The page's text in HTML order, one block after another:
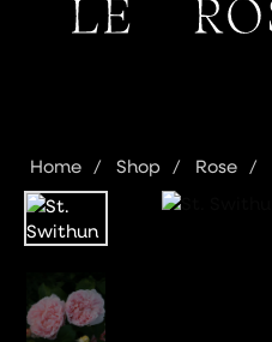
Home Shop Rose